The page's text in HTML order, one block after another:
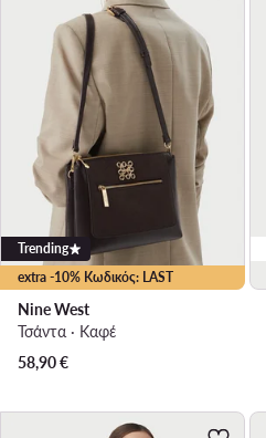
extra -10% Κωδικός: LAST
Trending
Nine West
Τσάντα · Καφέ
58,90€